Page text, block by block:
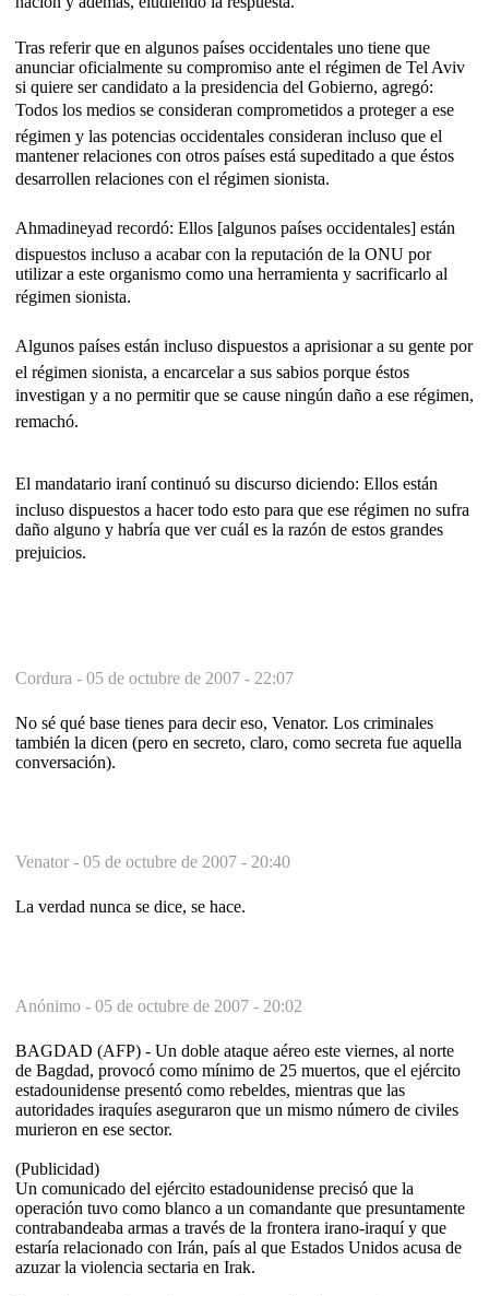
Tras referir que en algunos países occidentales uno tiene que
anunciar oficialmente su compromiso ante el régimen de Tel Aviv
si quiere ser candidato a la presidencia del Gobierno, agregó:
Todos los medios se consideran comprometidos a proteger a ese
régimen y las potencias occidentales consideran incluso que el
mantener relaciones con otros países está supeditado a que éstos
desarrollen relaciones con el régimen sionista.
Ahmadineyad recordó: Ellos [algunos países occidentales] están
dispuestos incluso a acabar con la reputación de la ONU por
utilizar a este organismo como una herramienta y sacrificarlo al
régimen sionista.
Algunos países están incluso dispuestos a aprisionar a su gente por
el régimen sionista, a encarcelar a sus sabios porque éstos
investigan y a no permitir que se cause ningún daño a ese régimen,
remachó.
El mandatario iraní continuó su discurso diciendo: Ellos están
incluso dispuestos a hacer todo esto para que ese régimen no sufra
daño alguno y habría que ver cuál es la razón de estos grandes
prejuicios.
Cordura - 05 de octubre de 2007 - 22:07
No sé qué base tienes para decir eso, Venator. Los criminales
también la dicen (pero en secreto, claro, como secreta fue aquella
conversación).
Venator - 05 de octubre de 2007 - 20:40
La verdad nunca se dice, se hace.
Anónimo - 05 de octubre de 2007 - 20:02
BAGDAD (AFP) - Un doble ataque aéreo este viernes, al norte
de Bagdad, provocó como mínimo de 25 muertos, que el ejército
estadounidense presentó como rebeldes, mientras que las
autoridades iraquíes aseguraron que un mismo número de civiles
murieron en ese sector.
(Publicidad)
Un comunicado del ejército estadounidense precisó que la
operación tuvo como blanco a un comandante que presuntamente
contrabandeaba armas a través de la frontera irano-iraquí y que
estaría relacionado con Irán, país al que Estados Unidos acusa de
azuzar la violencia sectaria en Irak.